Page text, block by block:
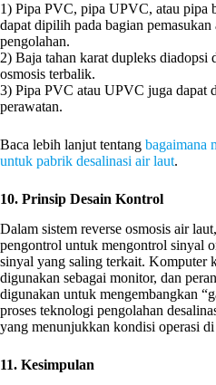
1) Pipa PVC, pipa UPVC, atau pipa
dapat dipilih pada bagian
pengolahan.
2) Baja tahan karat dupleks diadopsi
osmosis terbalik.
3) Pipa PVC atau UPVC juga dapat
perawatan.
Baca lebih lanjut tentang bagaimana
untuk pabrik desalinasi air laut.
10. Prinsip Desain Kontrol
Dalam sistem reverse osmosis air
pengontrol untuk mengontrol sinyal
sinyal yang saling terkait. Komputer
digunakan sebagai monitor, dan
digunakan untuk mengembangkan
proses teknologi pengolahan
yang menunjukkan kondisi operasi
11. Kesimpulan